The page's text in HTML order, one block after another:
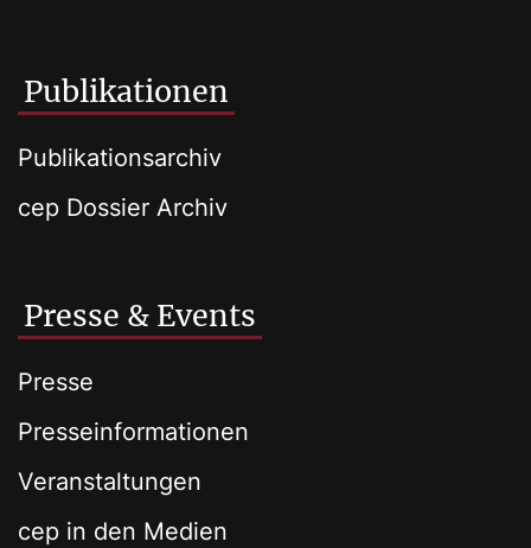
Publikationen
Publikationsarchiv
cep Dossier Archiv
Presse & Events
Presse
Presseinformationen
Veranstaltungen
cep in den Medien